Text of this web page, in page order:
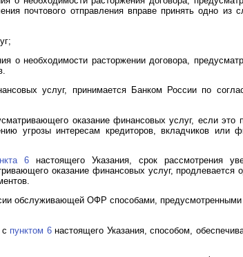
почтового отправления вправе принять одно из
о необходимости расторжении договора,
услуг, принимается Банком России по
оказание финансовых услуг, если это
угрозы интересам кредиторов, вкладчиков или
6настоящего Указания, срок рассмотрения
оказание финансовых услуг, продлевается
обслуживающей ОФР способами, предусмотренными
пунктом 6настоящего Указания, способом,